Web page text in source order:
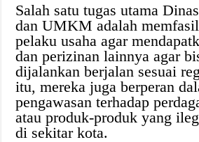
Salah satu tugas utama
dan UMKM adalah
pelaku usaha agar
dan perizinan lainnya agar
dijalankan berjalan sesuai
itu, mereka juga berperan
pengawasan terhadap
atau produk-produk yang
di sekitar kota.